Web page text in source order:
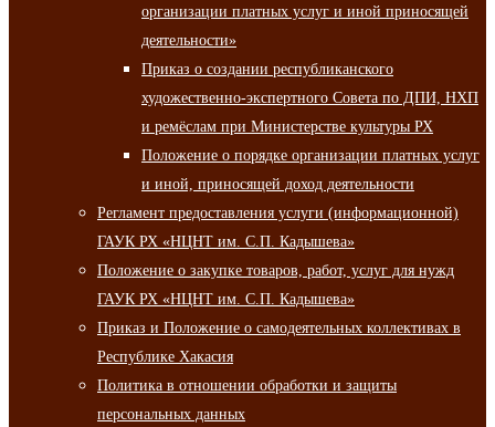
организации платных услуг и иной приносящей
деятельности»
Приказ о создании республиканского
художественно-экспертного Совета по ДПИ, НХП
и ремёслам при Министерстве культуры РХ
Положение о порядке организации платных услуг
и иной, приносящей доход деятельности
Регламент предоставления услуги (информационной)
ГАУК РХ «НЦНТ им. С.П. Кадышева»
Положение о закупке товаров, работ, услуг для нужд
ГАУК РХ «НЦНТ им. С.П. Кадышева»
Приказ и Положение о самодеятельных коллективах в
Республике Хакасия
Политика в отношении обработки и защиты
персональных данных